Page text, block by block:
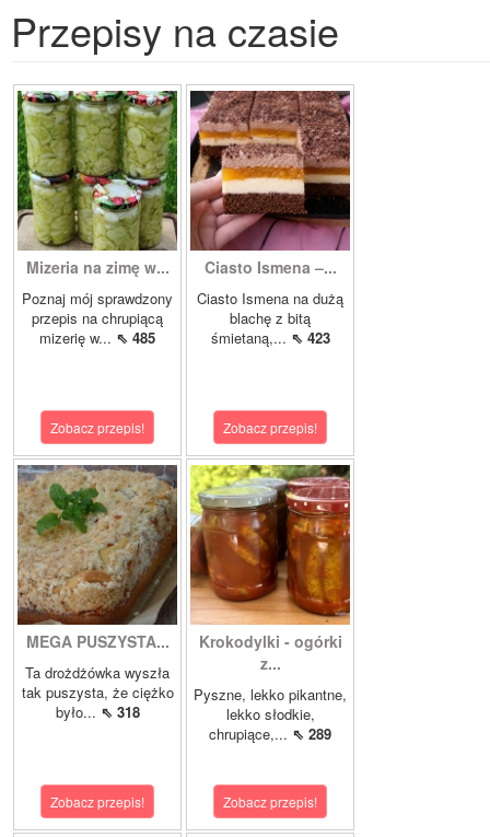
Przepisy na czasie
Mizeria na zimę w...
Poznaj mój sprawdzony
przepis na chrupiącą
mizerię w... ⇖ 485
Zobacz przepis!
Ciasto Ismena –...
Ciasto Ismena na dużą
blachę z bitą
śmietaną,... ⇖ 423
Zobacz przepis!
MEGA PUSZYSTA...
Ta drożdżówka wyszła
tak puszysta, że ciężko
było... ⇖ 318
Zobacz przepis!
Krokodylki - ogórki
z...
Pyszne, lekko pikantne,
lekko słodkie,
chrupiące,... ⇖ 289
Zobacz przepis!